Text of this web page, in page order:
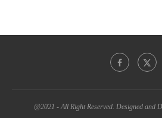
@2021 - All Right Reserved. Designed and